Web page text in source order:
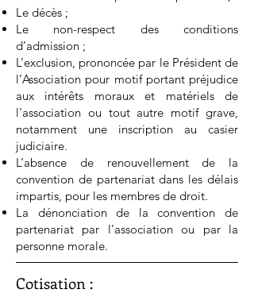
Le décès ;
Le non-respect des conditions
d’admission ;
L’exclusion, prononcée par le Président de
l’Association pour motif portant préjudice
aux intérêts moraux et matériels de
l'association ou tout autre motif grave,
notamment une inscription au casier
judiciaire.
L’absence de renouvellement de la
convention de partenariat dans les délais
impartis, pour les membres de droit.
La dénonciation de la convention de
partenariat par l’association ou par la
personne morale.
Cotisation :